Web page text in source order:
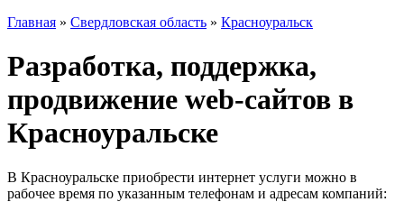
Главная » Свердловская область » Красноуральск
Разработка, поддержка,
продвижение web-сайтов в
Красноуральске
В Красноуральске приобрести интернет услуги можно в
рабочее время по указанным телефонам и адресам компаний: